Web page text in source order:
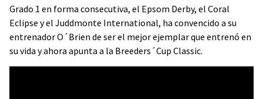
Grado 1 en forma consecutiva, el Epsom Derby, el Coral
Eclipse y el Juddmonte International, ha convencido a su
entrenador O´Brien de ser el mejor ejemplar que entrenó en
su vida y ahora apunta a la Breeders´Cup Classic.